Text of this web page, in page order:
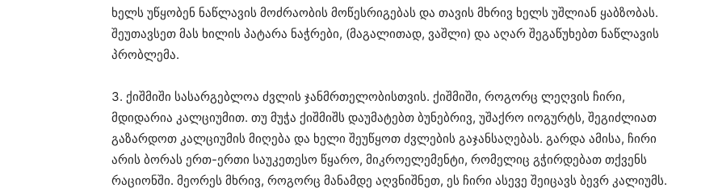
ხელს უწყობენ ნაწლავის მოძრაობის მოწესრიგებას და თავის მხრივ ხელს უშლიან ყაბზობას.
შეუთავსეთ მას ხილის პატარა ნაჭრები, (მაგალითად, ვაშლი) და აღარ შეგაწუხებთ ნაწლავის
პრობლემა.
3. ქიშმიში სასარგებლოა ძვლის ჯანმრთელობისთვის. ქიშმიში, როგორც ლეღვის ჩირი,
მდიდარია კალციუმით. თუ მუჭა ქიშმიშს დაუმატებთ ბუნებრივ, უშაქრო იოგურტს, შეგიძლიათ
გაზარდოთ კალციუმის მიღება და ხელი შეუწყოთ ძვლების გაჯანსაღებას. გარდა ამისა, ჩირი
არის ბორას ერთ-ერთი საუკეთესო წყარო, მიკროელემენტი, რომელიც გჭირდებათ თქვენს
რაციონში. მეორეს მხრივ, როგორც მანამდე აღვნიშნეთ, ეს ჩირი ასევე შეიცავს ბევრ კალიუმს.